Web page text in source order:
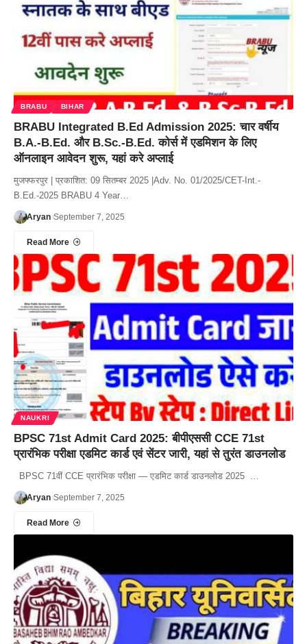
BRABU BIHAR
BRABU Integrated B.Ed Admission 2025: चार वर्षीय
B.A.-B.Ed. और B.Sc.-B.Ed. कोर्स में एडमिशन के लिए
ऑनलाइन आवेदन शुरू, यहां करे अप्लाई
मुजफ्फरपुर | प्रकाशित: 09 सितम्बर 2025 |Adv. No. 01/2025/CET-Int.-
B.Ed.-2025 BRABU 4 Year…
Aryan September 7, 2025
Read More
NAUKRI
BPSC 71st Admit Card 2025: बीपीएससी CCE 71st
प्रारंभिक परीक्षा एडमिट कार्ड एवं सेंटर जारी, यहां से तुरंत डाउनलोड
BPSC 71वीं CCE प्रारंभिक परीक्षा — एडमिट कार्ड डाउनलोड 2025 …
Aryan September 7, 2025
Read More